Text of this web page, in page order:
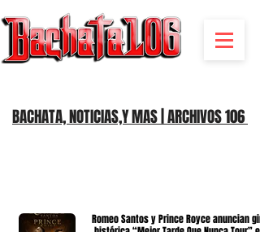
BACHATA, NOTICIAS,Y MAS | ARCHIVOS 106
Romeo Santos y Prince Royce anuncian gira